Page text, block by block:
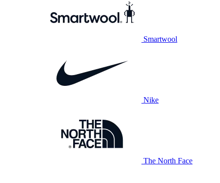
Smartwool
Nike
The North Face